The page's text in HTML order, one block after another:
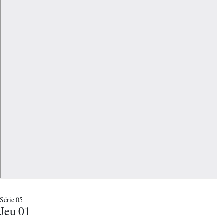
Série 05
Jeu 01